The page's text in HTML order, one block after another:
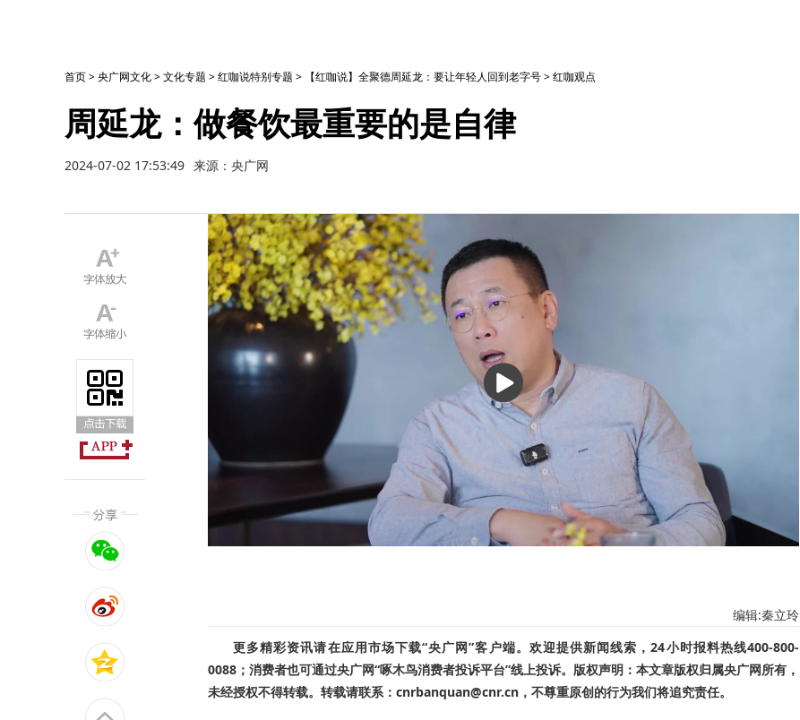
首页>央广网文化>文化专题 >红咖说特别专题 > 【红咖说】全聚德周延龙：要让年轻人回到老字号>红咖观点
周延龙：做餐饮最重要的是自律
2024-07-02 17:53:49 来源：央广网
播
放
编辑:秦立玲
更多精彩资讯请在应用市场下载“央广网”客户端。欢迎提供新闻线索，24小时报料热线400-800-
0088；消费者也可通过央广网“啄木鸟消费者投诉平台”线上投诉。版权声明：本文章版权归属央广网所有，
未经授权不得转载。转载请联系：cnrbanquan@cnr.cn，不尊重原创的行为我们将追究责任。